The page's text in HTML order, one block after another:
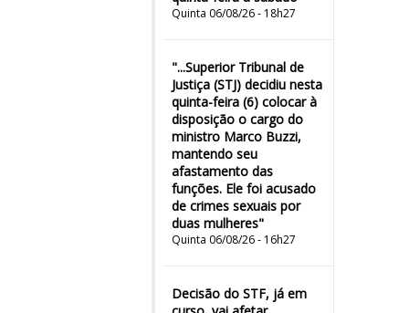
Quinta 06/08/26 - 18h27
"...Superior Tribunal de
Justiça (STJ) decidiu nesta
quinta-feira (6) colocar à
disposição o cargo do
ministro Marco Buzzi,
mantendo seu
afastamento das
funções. Ele foi acusado
de crimes sexuais por
duas mulheres"
Quinta 06/08/26 - 16h27
Decisão do STF, já em